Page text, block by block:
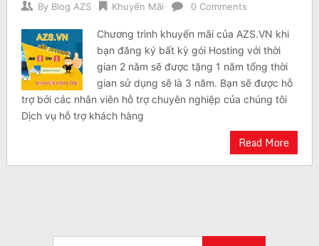
By Blog AZS Khuyến Mãi 0 Comments
Chương trình khuyến mãi của AZS.VN khi
bạn đăng ký bất kỳ gói Hosting với thời
gian 2 năm sẽ được tặng 1 năm tổng thời
gian sử dụng sẽ là 3 năm. Bạn sẽ được hỗ
trợ bởi các nhân viên hỗ trợ chuyên nghiệp của chúng tôi
Dịch vụ hỗ trợ khách hàng
Read More